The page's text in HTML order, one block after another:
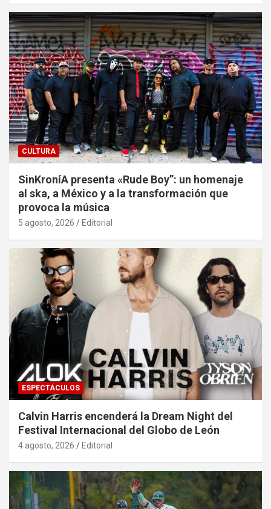
CULTURA
SinKroníA presenta «Rude Boy”: un homenaje
al ska, a México y a la transformación que
provoca la música
5 agosto, 2026 Editorial
ESPECTÁCULOS
Calvin Harris encenderá la Dream Night del
Festival Internacional del Globo de León
4 agosto, 2026 Editorial